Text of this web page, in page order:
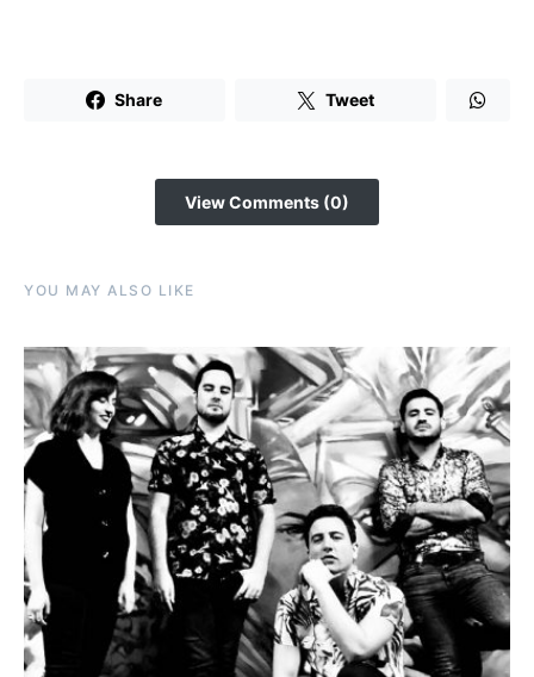
Share Tweet
View Comments (0)
YOU MAY ALSO LIKE